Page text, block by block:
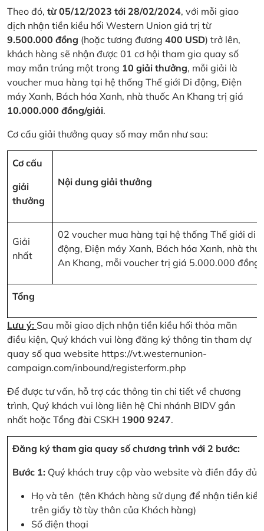
Theo đó, từ 05/12/2023 tới 28/02/2024, với mỗi giao
dịch nhận tiền kiều hối Western Union giá trị từ
9.500.000 đồng (hoặc tương đương 400 USD) trở lên,
khách hàng sẽ nhận được 01 cơ hội tham gia quay số
may mắn trúng một trong 10 giải thưởng, mỗi giải là
voucher mua hàng tại hệ thống Thế giới Di động, Điện
máy Xanh, Bách hóa Xanh, nhà thuốc An Khang trị giá
10.000.000 đồng/giải.
Cơ cấu giải thưởng quay số may mắn như sau:
Cơ cấu
giải
thưởng
Nội dung giải thưởng
Giải
nhất
02 voucher mua hàng tại hệ thống Thế giới di
động, Điện máy Xanh, Bách hóa Xanh, nhà
An Khang, mỗi voucher trị giá 5.000.000 đồng
Tổng
Lưu ý: Sau mỗi giao dịch nhận tiền kiều hối thỏa mãn
điều kiện, Quý khách vui lòng đăng ký thông tin tham dự
quay số qua website https://vt.westernunion-
campaign.com/inbound/registerform.php
Để được tư vấn, hỗ trợ các thông tin chi tiết về chương
trình, Quý khách vui lòng liên hệ Chi nhánh BIDV gần
nhất hoặc Tổng đài CSKH 1900 9247.
Đăng ký tham gia quay số chương trình với 2 bước:
Bước 1: Quý khách truy cập vào website và điền đầy đủ
Họ và tên (tên Khách hàng sử dụng để nhận tiền
trên giấy tờ tùy thân của Khách hàng)
Số điện thoại